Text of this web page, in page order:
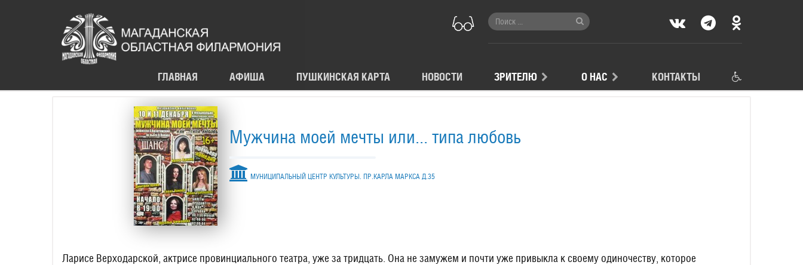
ГЛАВНАЯ АФИША ПУШКИНСКАЯ КАРТА НОВОСТИ ЗРИТЕЛЮ О НАС КОНТАКТЫ
Мужчина моей мечты или... типа любовь
МУНИЦИПАЛЬНЫЙ ЦЕНТР КУЛЬТУРЫ. ПР.КАРЛА МАРКСА Д.35
Ларисе Верходарской, актрисе провинциального театра, уже за тридцать. Она не замужем и почти уже привыкла к своему одиночеству, которое